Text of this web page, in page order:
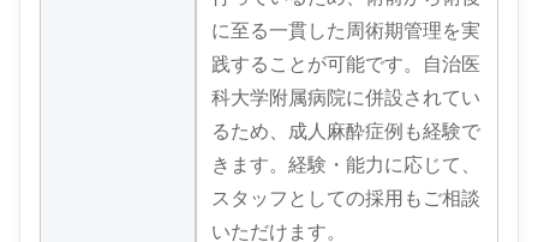
に至る一貫した周術期管理を実
践することが可能です。自治医
科大学附属病院に併設されてい
るため、成人麻酔症例も経験で
きます。経験・能力に応じて、
スタッフとしての採用もご相談
いただけます。